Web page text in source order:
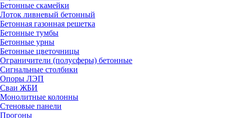
Бетонные скамейки
Лоток ливневый бетонный
Бетонная газонная решетка
Бетонные тумбы
Бетонные урны
Бетонные цветочницы
Ограничители (полусферы) бетонные
Сигнальные столбики
Опоры ЛЭП
Сваи ЖБИ
Монолитные колонны
Стеновые панели
Прогоны